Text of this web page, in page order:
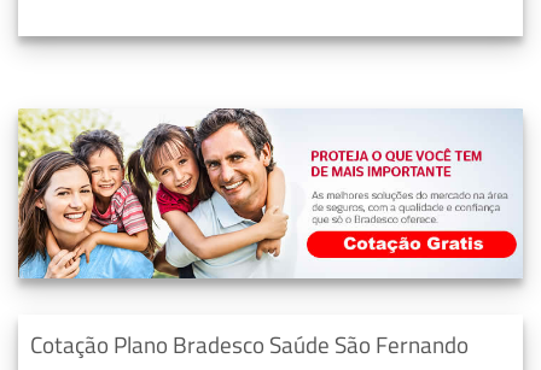
Cotação Plano Bradesco Saúde São Fernando